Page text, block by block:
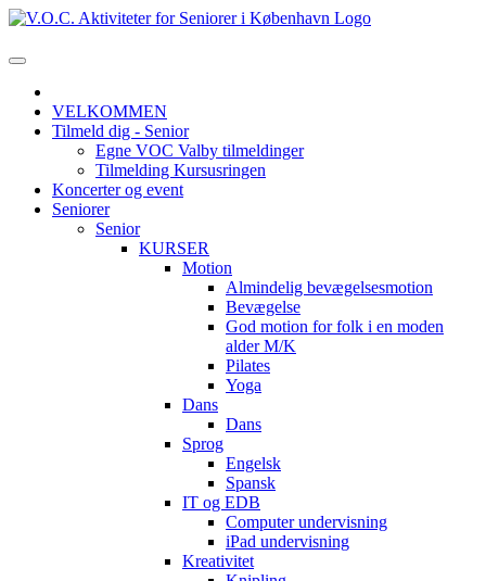
VELKOMMEN
Tilmeld dig - Senior
Egne VOC Valby tilmeldinger
Tilmelding Kursusringen
Koncerter og event
Seniorer
Senior
KURSER
Motion
Almindelig bevægelsesmotion
Bevægelse
God motion for folk i en moden
alder M/K
Pilates
Yoga
Dans
Dans
Sprog
Engelsk
Spansk
IT og EDB
Computer undervisning
iPad undervisning
Kreativitet